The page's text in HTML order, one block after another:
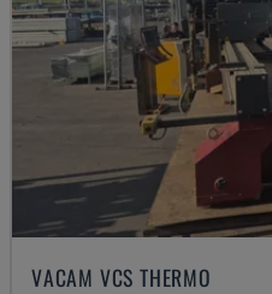
VACAM VCS THERMO